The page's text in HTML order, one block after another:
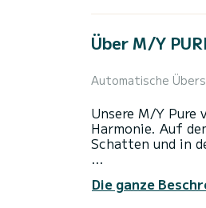
Über M/Y
Automatische
Unsere M/Y Pure
Harmonie. Auf
Schatten und in
Die ganze